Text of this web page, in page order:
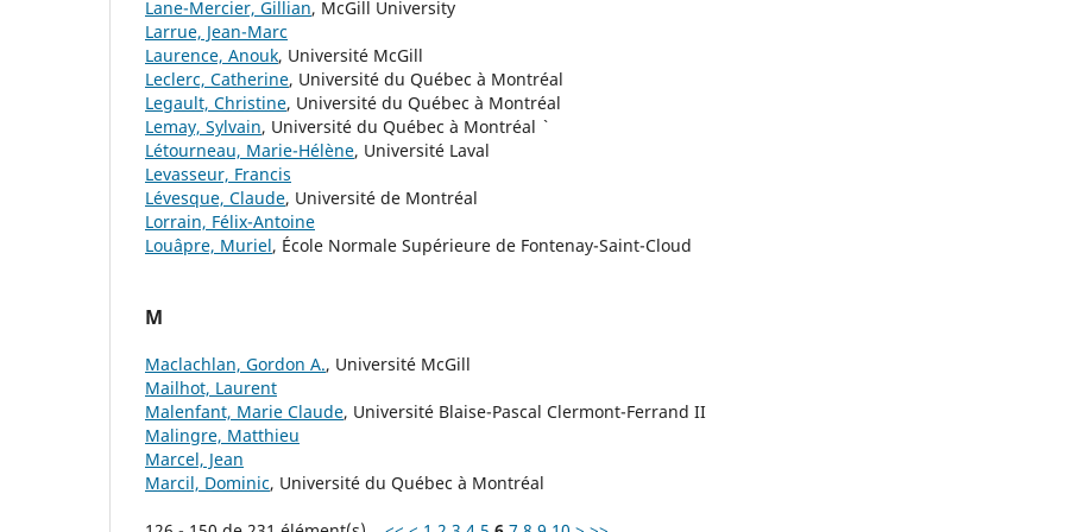
Lane-Mercier, Gillian, McGill University
Larrue, Jean-Marc
Laurence, Anouk, Université McGill
Leclerc, Catherine, Université du Québec à Montréal
Legault, Christine, Université du Québec à Montréal
Lemay, Sylvain, Université du Québec à Montréal `
Létourneau, Marie-Hélène, Université Laval
Levasseur, Francis
Lévesque, Claude, Université de Montréal
Lorrain, Félix-Antoine
Louâpre, Muriel, École Normale Supérieure de Fontenay-Saint-Cloud
M
Maclachlan, Gordon A., Université McGill
Mailhot, Laurent
Malenfant, Marie Claude, Université Blaise-Pascal Clermont-Ferrand II
Malingre, Matthieu
Marcel, Jean
Marcil, Dominic, Université du Québec à Montréal